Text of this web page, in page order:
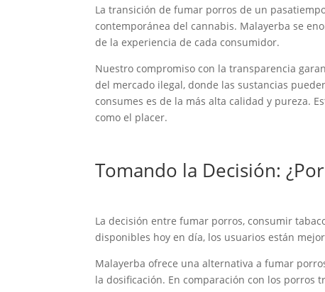
La transición de fumar porros de un
contemporánea del cannabis. Malayerba se
de la experiencia de cada consumidor.
Nuestro compromiso con la transparencia
del mercado ilegal, donde las sustancias
consumes es de la más alta calidad y pureza.
como el placer.
Tomando la Decisión:
La decisión entre fumar porros, consumir
disponibles hoy en día, los usuarios están
Malayerba ofrece una alternativa a fumar
la dosificación. En comparación con los porros